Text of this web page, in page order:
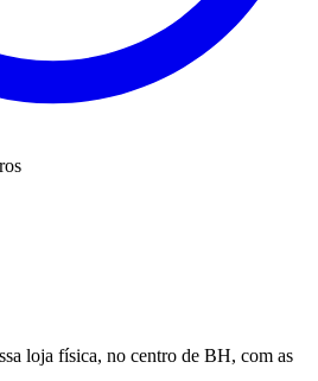
loja física, no centro de BH, com as